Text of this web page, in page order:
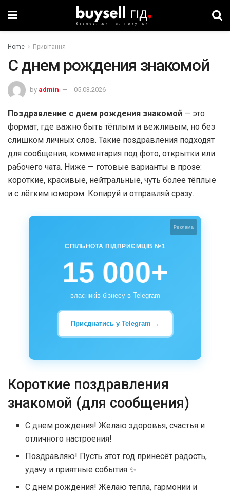
Home Привітання
С днем рождения знакомой
by admin 05.03.2026
Поздравление с днем рождения знакомой — это
формат, где важно быть тёплым и вежливым, но без
слишком личных слов. Такие поздравления подходят
для сообщения, комментария под фото, открытки или
рабочего чата. Ниже — готовые варианты в прозе:
короткие, красивые, нейтральные, чуть более тёплые
и с лёгким юмором. Копируй и отправляй сразу.
Реклама
СПІЛЬНОТА ПІДПРИЄМЦІВ №1
15 000+
власників бізнесу в Telegram
Приєднатись у Telegram →
Короткие поздравления
знакомой (для сообщения)
С днем рождения! Желаю здоровья, счастья и
отличного настроения!
Поздравляю! Пусть этот год принесёт радость,
удачу и приятные события ✨
С днем рождения! Желаю тепла, гармонии и